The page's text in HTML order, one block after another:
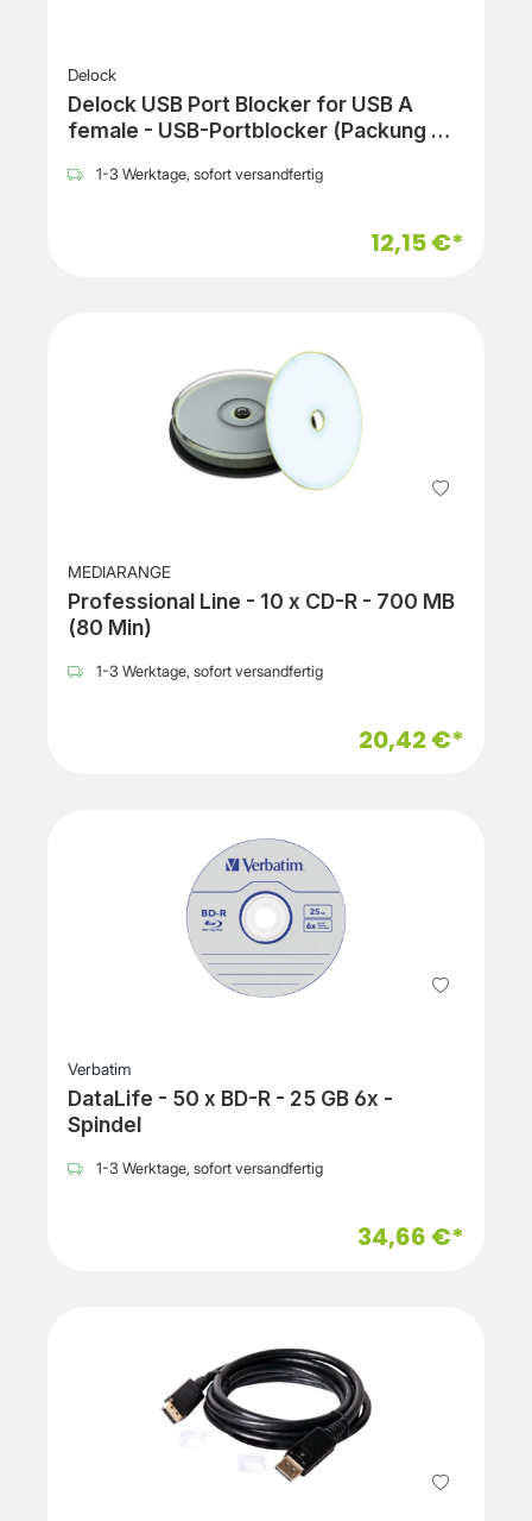
Delock
Delock USB Port Blocker for USB A
female - USB-Portblocker (Packung mit
1-3 Werktage, sofort versandfertig
12,15 €*
MEDIARANGE
Professional Line - 10 x CD-R - 700 MB
(80 Min)
1-3 Werktage, sofort versandfertig
20,42 €*
Verbatim
DataLife - 50 x BD-R - 25 GB 6x -
Spindel
1-3 Werktage, sofort versandfertig
34,66 €*